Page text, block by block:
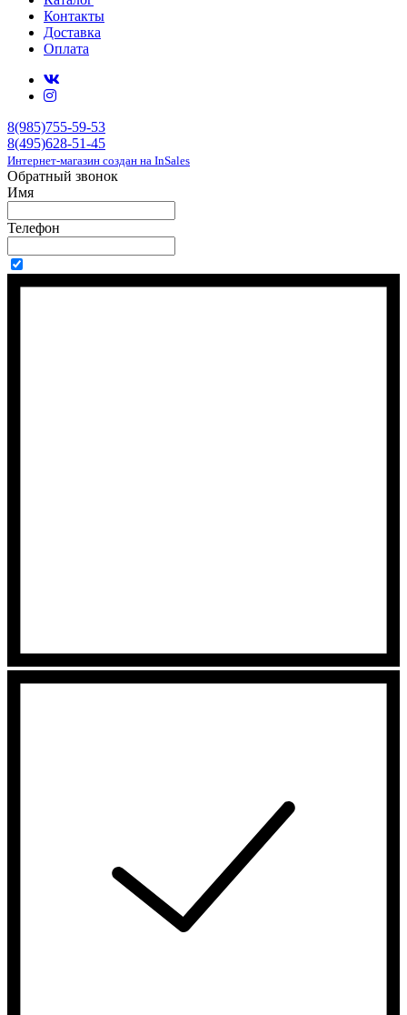
Контакты
Доставка
Оплата
8(985)755-59-53
8(495)628-51-45
Интернет-магазин создан на InSales
Обратный звонок
Имя
Телефон